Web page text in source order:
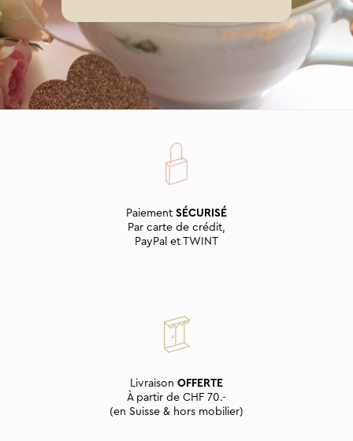
Paiement SÉCURISÉ
Par carte de crédit,
PayPal et TWINT
Livraison OFFERTE
À partir de CHF 70.-
(en Suisse & hors mobilier)